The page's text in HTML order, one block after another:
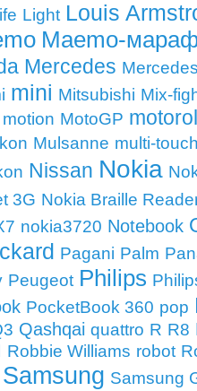
life Light Louis
Maemo-
Mercedes
mini Mitsubishi Mix-
motion MotoGP
Mulsanne multi-
Nissan Nokia
3G Nokia Braille
nokia3720 Notebook
Pagani Palm
Peugeot Philips
PocketBook 360 pop
Qashqai quattro R R8
Robbie Williams robot
Samsung Samsung